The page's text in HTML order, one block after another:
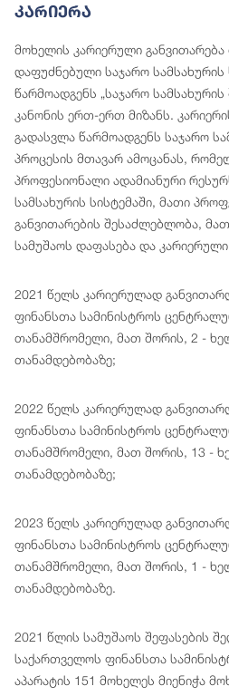
Კარიერა
მოხელის კარიერული განვითარება
დაფუძნებული საჯარო სამსახურის
წარმოადგენს „საჯარო
კანონის ერთ-ერთ მიზანს.
გადასვლა წარმოადგენს საჯარო
პროცესის მთავარ ამოცანას,
პროფესიონალი ადამიანური
სამსახურის სისტემაში, მათი
განვითარების შესაძლებლობა,
სამუშაოს დაფასება და კარიერული
2021 წელს კარიერულად
ფინანსთა სამინისტროს
თანამშრომელი, მათ შორის, 2 -
თანამდებობაზე;
2022 წელს კარიერულად
ფინანსთა სამინისტროს
თანამშრომელი, მათ შორის, 13 -
თანამდებობაზე;
2023 წელს კარიერულად
ფინანსთა სამინისტროს
თანამშრომელი, მათ შორის, 1 -
თანამდებობაზე.
2021 წლის სამუშაოს შეფასების
საქართველოს ფინანსთა
აპარატის 151 მოხელეს მიენიჭა